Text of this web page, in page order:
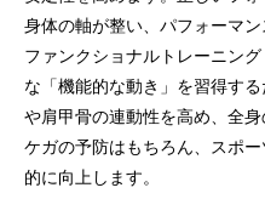
身体の軸が整い、パフォーマン
ファンクショナルトレーニング
な 「機能的な動き」 を習得する
や肩甲骨の連動性を高め、 全身
ケガの予防はもちろん、 スポー
的に向上します。